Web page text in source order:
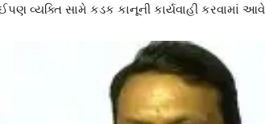
વ્યક્તિ સામે કડક કાનૂની કાર્યવાહી કરવામાં